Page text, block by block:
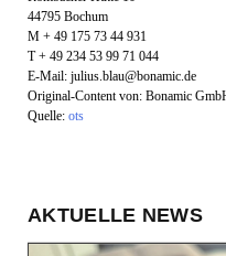
44795 Bochum
M + 49 175 73 44 931
T + 49 234 53 99 71 044
E-Mail: julius.blau@bonamic.de
Original-Content von: Bonamic
Quelle: ots
AKTUELLE NEWS